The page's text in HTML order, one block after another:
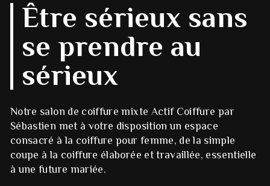
Être sérieux sans
se prendre au
sérieux
Notre salon de coiffure mixte Actif Coiffure par
Sébastien met à votre disposition un espace
consacré à la coiffure pour femme, de la simple
coupe à la coiffure élaborée et travaillée, essentielle
à une future mariée.